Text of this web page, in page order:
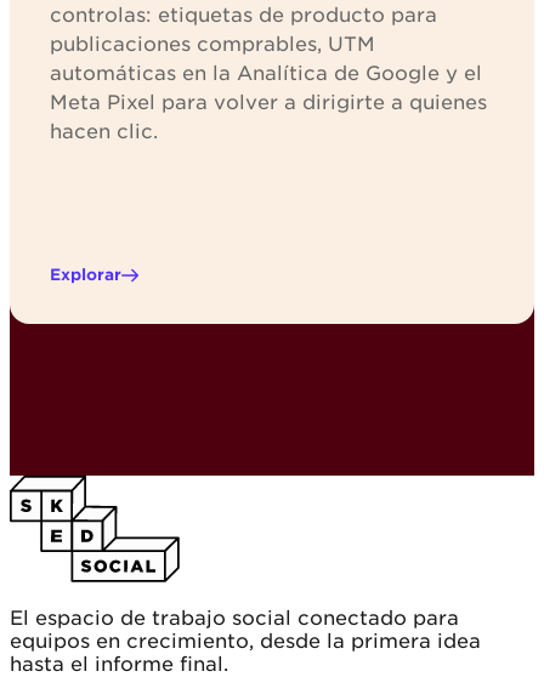
controlas: etiquetas de producto para
publicaciones comprables, UTM
automáticas en la Analítica de Google y el
Meta Pixel para volver a dirigirte a quienes
hacen clic.
Explorar
El espacio de trabajo social conectado para
equipos en crecimiento, desde la primera idea
hasta el informe final.